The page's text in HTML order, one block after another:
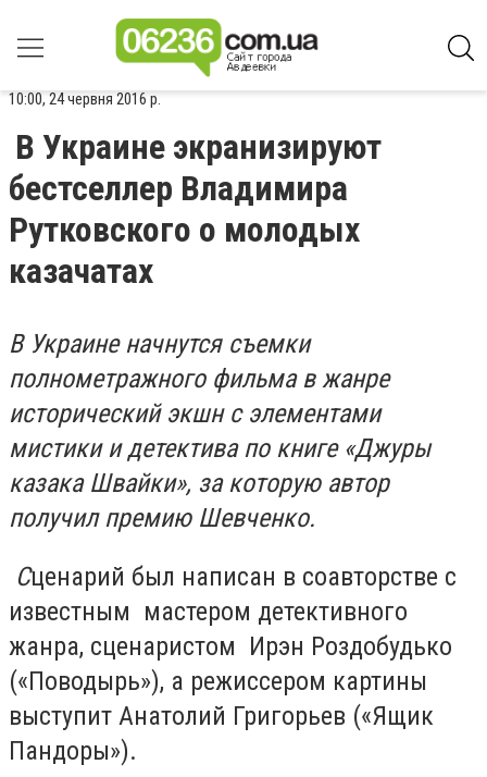
10:00, 24 червня 2016 р.
В Украине экранизируют
бестселлер Владимира
Рутковского о молодых
казачатах
В Украине начнутся съемки
полнометражного фильма в жанре
исторический экшн с элементами
мистики и детектива по книге «Джуры
казака Швайки», за которую автор
получил премию Шевченко.
Сценарий был написан в соавторстве с
известным мастером детективного
жанра, сценаристом Ирэн Роздобудько
(«Поводырь»), а режиссером картины
выступит Анатолий Григорьев («Ящик
Пандоры»).